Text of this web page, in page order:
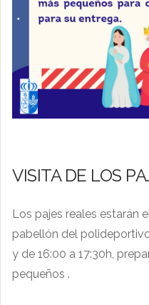
VISITA DE LOS
Los pajes reales estarán
pabellón del
y de 16:00 a 17:30h,
pequeños .